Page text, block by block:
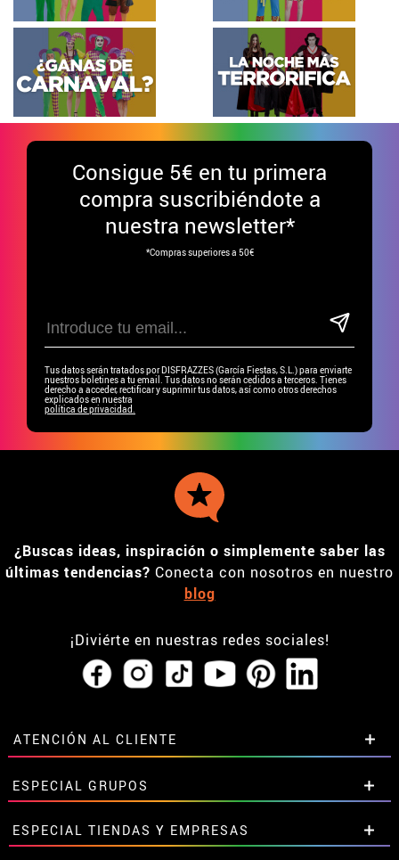
Consigue 5€ en tu primera
compra suscribiéndote a
nuestra newsletter*
*Compras superiores a 50€
Tus datos serán tratados por DISFRAZZES (García Fiestas, S.L.) para enviarte
nuestros boletines a tu email. Tus datos no serán cedidos a terceros. Tienes
derecho a acceder, rectificar y suprimir tus datos, así como otros derechos
explicados en nuestra
política de privacidad.
¿Buscas ideas, inspiración o simplemente saber las
últimas tendencias? Conecta con nosotros en nuestro
blog
¡Diviérte en nuestras redes sociales!
ATENCIÓN AL CLIENTE
• Horario tienda IBI
•Descuento estudiantes
• Sobre nosotros
• Condiciones de venta
ESPECIAL GRUPOS
Descuentos especiales para grupos.
Contáctanos aquí
ESPECIAL TIENDAS Y EMPRESAS